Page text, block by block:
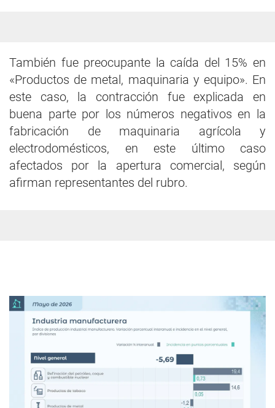
También fue preocupante la caída del 15% en
«Productos de metal, maquinaria y equipo». En
este caso, la contracción fue explicada en
buena parte por los números negativos en la
fabricación de maquinaria agrícola y
electrodomésticos, en este último caso
afectados por la apertura comercial, según
afirman representantes del rubro.